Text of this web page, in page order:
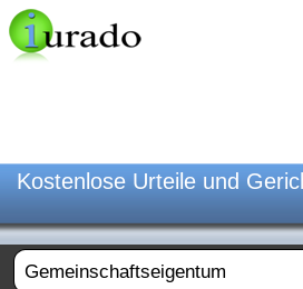
Kostenlose Urteile und